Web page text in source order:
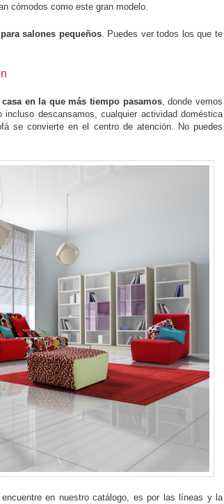
cómodos como este gran modelo.
salones pequeños. Puedes ver todos los que te
en la que más tiempo pasamos, donde vemos
descansamos, cualquier actividad doméstica
se convierte en el centro de atención. No puedes
en nuestro catálogo, es por las líneas y la